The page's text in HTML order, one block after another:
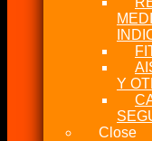
Y
Close